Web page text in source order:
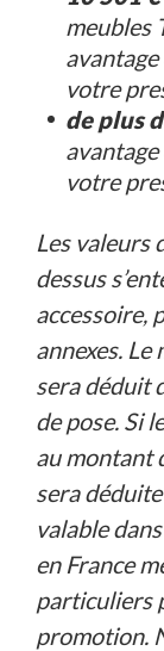
meubles
votre
de plus
votre
Les valeurs
dessus
accessoire,
annexes.
sera déduit
de pose. Si
au montant
sera
valable
en France
particuliers
promotion.